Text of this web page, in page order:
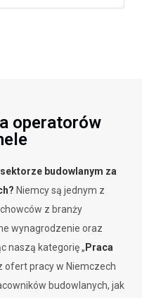
operatorów
budowlanym za
Niemcy są jednym z
z branży
wynagrodzenie oraz
naszą kategorię „ Praca
ofert pracy w Niemczech
budowlanych, jak